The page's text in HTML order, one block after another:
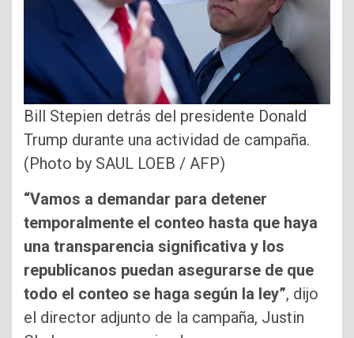
Bill Stepien detrás del presidente Donald
Trump durante una actividad de campaña.
(Photo by SAUL LOEB / AFP)
“Vamos a demandar para detener
temporalmente el conteo hasta que haya
una transparencia significativa y los
republicanos puedan asegurarse de que
todo el conteo se haga según la ley”, dijo
el director adjunto de la campaña, Justin